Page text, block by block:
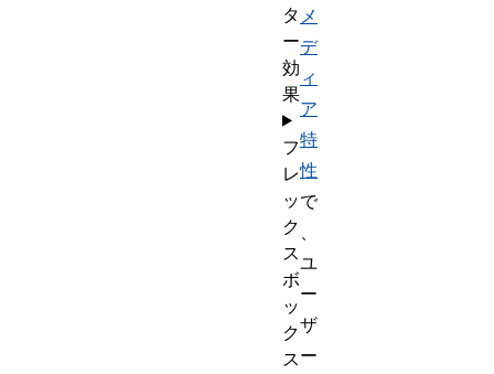
メ
デ
ィ
ア
特
性
で
、
ユ
ー
ザ
ー
タ
ー
効
果
フ
レ
ッ
ク
ス
ボ
ッ
ク
ス